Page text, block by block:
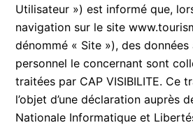
Utilisateur ») est informé que,
navigation sur le site
dénommé « Site »), des
personnel le concernant sont
traitées par CAP VISIBILITE. Ce
l’objet d’une déclaration auprès
Nationale Informatique et